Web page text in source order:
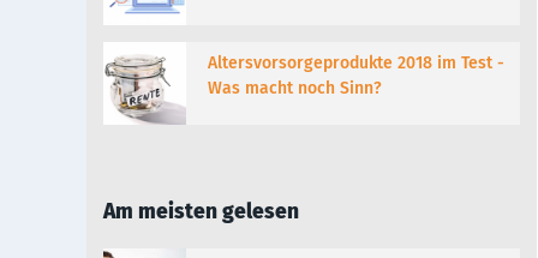
Altersvorsorgeprodukte 2018 im Test -
Was macht noch Sinn?
Am meisten gelesen